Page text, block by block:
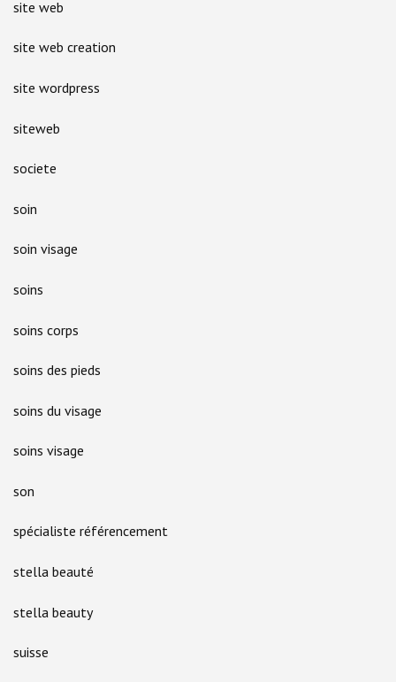
site web
site web creation
site wordpress
siteweb
societe
soin
soin visage
soins
soins corps
soins des pieds
soins du visage
soins visage
son
spécialiste référencement
stella beauté
stella beauty
suisse